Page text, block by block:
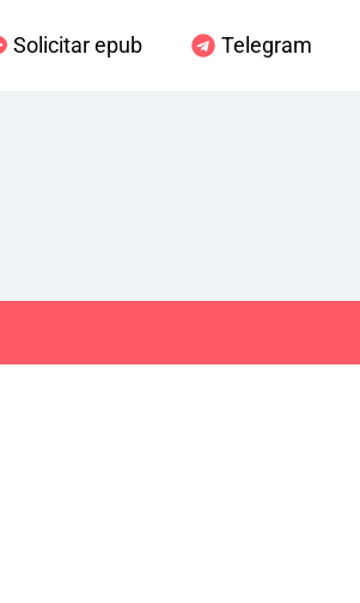
Solicitar epub Telegram